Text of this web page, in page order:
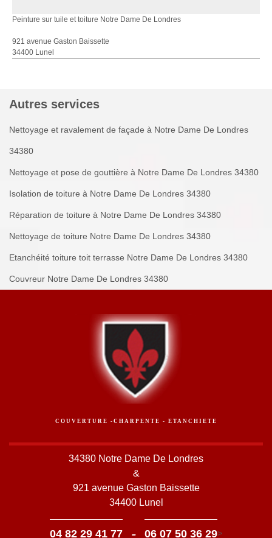
Peinture sur tuile et toiture Notre Dame De Londres
921 avenue Gaston Baissette
34400 Lunel
Autres services
Nettoyage et ravalement de façade à Notre Dame De Londres
34380
Nettoyage et pose de gouttière à Notre Dame De Londres 34380
Isolation de toiture à Notre Dame De Londres 34380
Réparation de toiture à Notre Dame De Londres 34380
Nettoyage de toiture Notre Dame De Londres 34380
Etanchéité toiture toit terrasse Notre Dame De Londres 34380
Couvreur Notre Dame De Londres 34380
COUVERTURE -CHARPENTE - ETANCHIETE
34380 Notre Dame De Londres
&
921 avenue Gaston Baissette
34400 Lunel
04 82 29 41 77 - 06 07 50 36 29>